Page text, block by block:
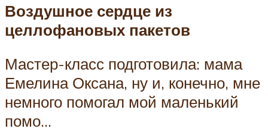
Воздушное сердце из
целлофановых пакетов
Мастер-класс подготовила: мама
Емелина Оксана, ну и, конечно, мне
немного помогал мой маленький
помо…